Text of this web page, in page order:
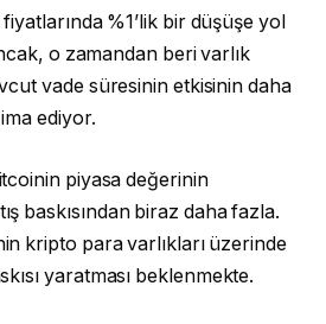
%1’lik bir düşüşe yol
o zamandan beri varlık
vade süresinin etkisinin daha
ediyor.
piyasa değerinin
baskısından biraz daha fazla.
kripto para varlıkları üzerinde
yaratması beklenmekte.